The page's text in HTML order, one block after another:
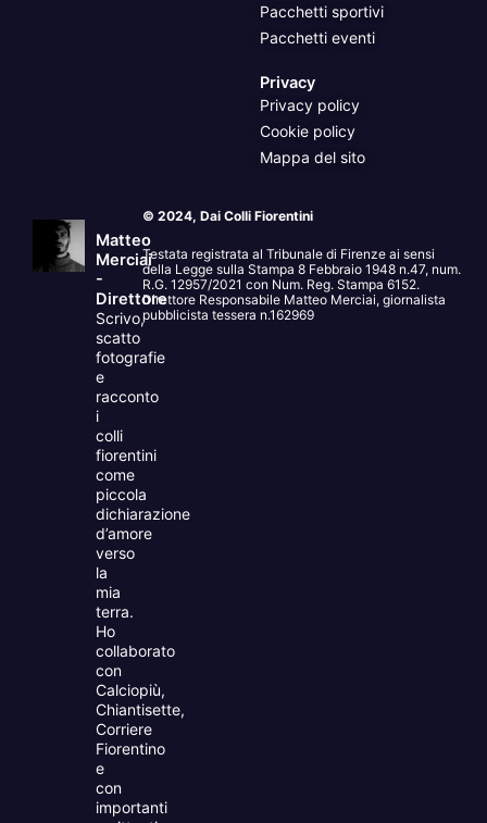
Pacchetti sportivi
Pacchetti eventi
Privacy
Privacy policy
Cookie policy
Mappa del sito
Matteo
Merciai
-
Direttore
Scrivo,
scatto
fotografie
e
racconto
i
colli
fiorentini
come
piccola
dichiarazione
d’amore
verso
la
mia
terra.
Ho
collaborato
con
Calciopiù,
Chiantisette,
Corriere
Fiorentino
e
con
importanti
© 2024, Dai Colli Fiorentini
Testata registrata al Tribunale di Firenze ai sensi
della Legge sulla Stampa 8 Febbraio 1948 n.47, num.
R.G. 12957/2021 con Num. Reg. Stampa 6152.
Direttore Responsabile Matteo Merciai, giornalista
pubblicista tessera n.162969